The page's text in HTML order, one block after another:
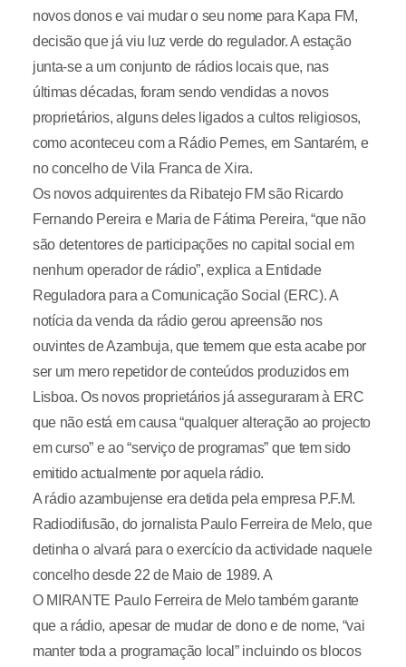
novos donos e vai mudar o seu nome para Kapa FM,
decisão que já viu luz verde do regulador. A estação
junta-se a um conjunto de rádios locais que, nas
últimas décadas, foram sendo vendidas a novos
proprietários, alguns deles ligados a cultos religiosos,
como aconteceu com a Rádio Pernes, em Santarém, e
no concelho de Vila Franca de Xira.
Os novos adquirentes da Ribatejo FM são Ricardo
Fernando Pereira e Maria de Fátima Pereira, “que não
são detentores de participações no capital social em
nenhum operador de rádio”, explica a Entidade
Reguladora para a Comunicação Social (ERC). A
notícia da venda da rádio gerou apreensão nos
ouvintes de Azambuja, que temem que esta acabe por
ser um mero repetidor de conteúdos produzidos em
Lisboa. Os novos proprietários já asseguraram à ERC
que não está em causa “qualquer alteração ao projecto
em curso” e ao “serviço de programas” que tem sido
emitido actualmente por aquela rádio.
A rádio azambujense era detida pela empresa P.F.M.
Radiodifusão, do jornalista Paulo Ferreira de Melo, que
detinha o alvará para o exercício da actividade naquele
concelho desde 22 de Maio de 1989. A
O MIRANTE Paulo Ferreira de Melo também garante
que a rádio, apesar de mudar de dono e de nome, “vai
manter toda a programação local” incluindo os blocos